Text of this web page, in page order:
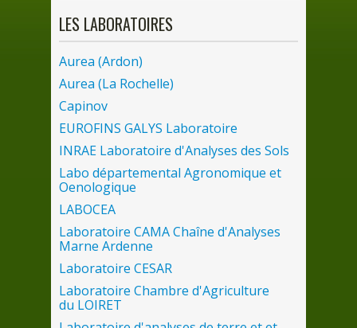
LES LABORATOIRES
Aurea (Ardon)
Aurea (La Rochelle)
Capinov
EUROFINS GALYS Laboratoire
INRAE Laboratoire d'Analyses des Sols
Labo départemental Agronomique et
Oenologique
LABOCEA
Laboratoire CAMA Chaîne d'Analyses
Marne Ardenne
Laboratoire CESAR
Laboratoire Chambre d'Agriculture
du LOIRET